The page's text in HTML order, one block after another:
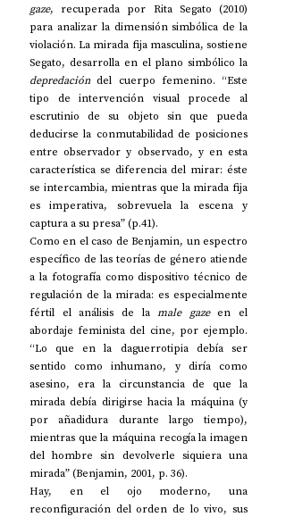
gaze, recuperada por Rita Segato (2010)
para analizar la dimensión simbólica de la
violación. La mirada fija masculina, sostiene
depredación del cuerpo femenino. “Este
tipo de intervención visual procede al
escrutinio de su objeto sin que pueda
deducirse la conmutabilidad de posiciones
entre observador y observado, y en esta
característica se diferencia del mirar: éste
se intercambia, mientras que la mirada fija
es imperativa, sobrevuela la escena y
captura a su presa” (p.41).
Como en el caso de Benjamin, un espectro
específico de las teorías de género atiende
a la fotografía como dispositivo técnico de
regulación de la mirada: es especialmente
fértil el análisis de la male gaze en el
abordaje feminista del cine, por ejemplo.
“Lo que en la daguerrotipia debía ser
sentido como inhumano, y diría como
asesino, era la circunstancia de que la
mirada debía dirigirse hacia la máquina (y
por añadidura durante largo tiempo),
mientras que la máquina recogía la imagen
del hombre sin devolverle siquiera una
mirada” (Benjamin, 2001, p. 36).
Hay, en el ojo moderno, una
reconfiguración del orden de lo vivo, sus